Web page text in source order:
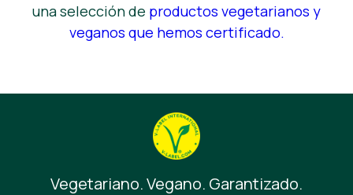
una selección de productos vegetarianos y
veganos que hemos certificado.
Vegetariano. Vegano. Garantizado.